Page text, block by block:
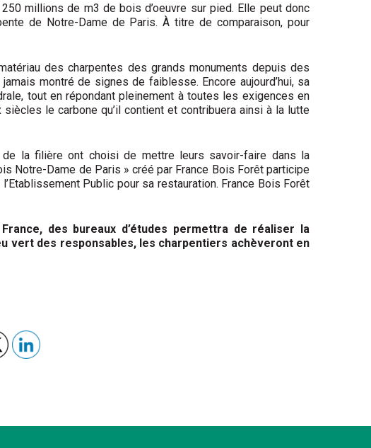
millions de m3 de bois d’oeuvre sur pied. Elle peut donc
de Notre-Dame de Paris. À titre de comparaison, pour
des charpentes des grands monuments depuis des
montré de signes de faiblesse. Encore aujourd’hui, sa
tout en répondant pleinement à toutes les exigences en
le carbone qu’il contient et contribuera ainsi à la lutte
la filière ont choisi de mettre leurs savoir-faire dans la
Notre-Dame de Paris » créé par France Bois Forêt participe
Public pour sa restauration. France Bois Forêt
des bureaux d’études permettra de réaliser la
vert des responsables, les charpentiers achèveront en